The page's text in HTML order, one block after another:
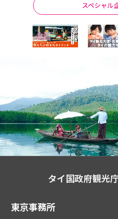
スペシャル
タイ国政府観光
東京事務所